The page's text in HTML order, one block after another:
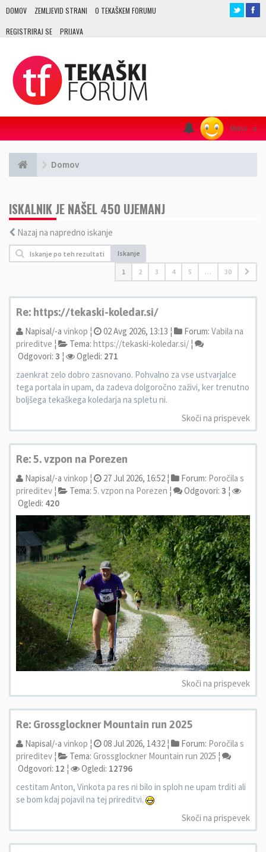
DOMOV ZEMLJEVID STRANI O TEKAŠKEM FORUMU
REGISTRIRAJ SE PRIJAVA
Menu ≡
Domov
ISKALNIK JE NAŠEL 450 UJEMANJ
Nazaj na napredno iskanje
Iskanje
1 2 3 4 5 … 30
Re: https://tekaski-koledar.si/
Napisal/-a vinkop ¦ 02 Avg 2026, 13:13 ¦ Forum: Vabila na
prireditve ¦ Tema: https://tekaski-koledar.si/ ¦
Odgovori: 3 ¦ Ogledi: 271
zaenkrat zelo dobro zasnovano. Pohvalno za vse ustvarjalce
tega portala in upam, da zadeva dolgoročno zaživi, ker trenutno
boljšega tekaškega koledarja na spletu ni.
Skoči na prispevek
Re: 5. vzpon na Porezen
Napisal/-a vinkop ¦ 27 Jul 2026, 16:52 ¦ Forum: Poročila s
prireditev ¦ Tema: 5. vzpon na Porezen ¦ Odgovori: 3 ¦
Ogledi: 420
Skoči na prispevek
Re: Grossglockner Mountain run 2025
Napisal/-a vinkop ¦ 08 Jul 2026, 14:32 ¦ Forum: Poročila s
prireditev ¦ Tema: Grossglockner Mountain run 2025 ¦
Odgovori: 12 ¦ Ogledi: 12796
cestitam Anton, Vinkota pa res ni bilo in sploh ne upam trditi ali
se bom kdaj pojavil na tej prireditvi.
Skoči na prispevek